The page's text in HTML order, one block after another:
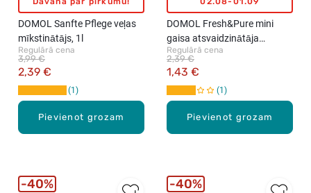
Pievienot grozam
DOMOL Sanfte Pflege veļas
mīkstinātājs, 1l
Regulārā cena
2,39 €
3,99 €
1
Pievienot grozam
DOMOL Fresh&Pure mini
gaisa atsvaidzinātāja
rezerve, 25ml
Regulārā cena
1,43 €
2,39 €
1
40% 40%